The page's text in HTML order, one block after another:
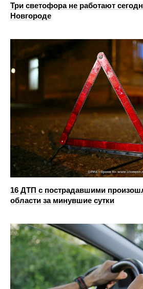
Три светофора не работают
Новгороде
16 ДТП с пострадавшими
области за минувшие сутки